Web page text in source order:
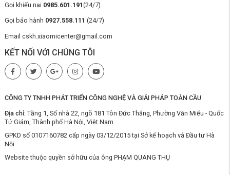
mùi hôi.
Màng thẩm thấu ngược RO:
Thanh carbon phía sau:
nước tươi mát hơn.
Lớp vải không dệt:
lọc nước và chặn bột carbon tiếp theo.
Gọi khiếu nại 0985.601.191(24/7)
Gọi bảo hành 0927.558.111 (24/7)
Email cskh.xiaomicenter@gmail.com
KẾT NỐI VỚI CHÚNG TÔI
CÔNG TY TNHH PHÁT TRIỂN CÔNG NGHỆ VÀ GIẢI PHÁP TOÀN CẦU
Địa chỉ: Tầng 1, Số nhà 22, ngõ 181 Tôn Đức Thắng, Phường Văn Miếu - Quốc
Tử Giám, Thành phố Hà Nội, Việt Nam
GPKD số 0107160782 cấp ngày 03/12/2015 tại Sở kế hoạch và Đầu tư Hà
Nội
Website thuộc quyền sở hữu của ông PHẠM QUANG THỤ